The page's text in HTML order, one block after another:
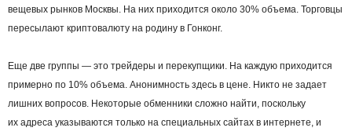
вещевых рынков Москвы. На них приходится около 30% объема. Торговцы
пересылают криптовалюту на родину в Гонконг.
Еще две группы — это трейдеры и перекупщики. На каждую приходится
примерно по 10% объема. Анонимность здесь в цене. Никто не задает
лишних вопросов. Некоторые обменники сложно найти, поскольку
их адреса указываются только на специальных сайтах в интернете, и